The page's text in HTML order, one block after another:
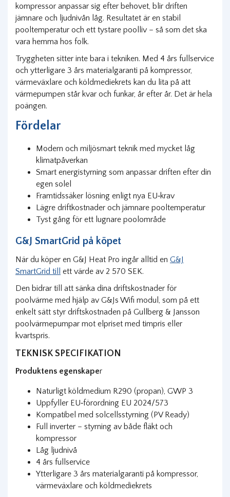
kompressor anpassar sig efter behovet, blir driften
jämnare och ljudnivån låg. Resultatet är en stabil
pooltemperatur och ett tystare poolliv – så som det ska
vara hemma hos folk.
Tryggheten sitter inte bara i tekniken. Med 4 års fullservice
och ytterligare 3 års materialgaranti på kompressor,
värmeväxlare och köldmediekrets kan du lita på att
värmepumpen står kvar och funkar, år efter år. Det är hela
poängen.
Fördelar
Modern och miljösmart teknik med mycket låg
klimatpåverkan
Smart energistyrning som anpassar driften efter din
egen solel
Framtidssäker lösning enligt nya EU‑krav
Lägre driftkostnader och jämnare pooltemperatur
Tyst gång för ett lugnare poolområde
G&J SmartGrid på köpet
När du köper en G&J Heat Pro ingår alltid en G&J
SmartGrid till
ett värde av 2 570 SEK.
Den bidrar till att sänka dina driftskostnader för
poolvärme med hjälp av G&Js Wifi modul, som på ett
enkelt sätt styr driftskostnaden på Gullberg & Jansson
poolvärmepumpar mot elpriset med timpris eller
kvartspris.
TEKNISK SPECIFIKATION
Produktens egenskaper
Naturligt köldmedium R290 (propan), GWP 3
Uppfyller EU‑förordning EU 2024/573
Kompatibel med solcellsstyrning (PV Ready)
Full inverter – styrning av både fläkt och
kompressor
Låg ljudnivå
4 års fullservice
Ytterligare 3 års materialgaranti på kompressor,
värmeväxlare och köldmediekrets